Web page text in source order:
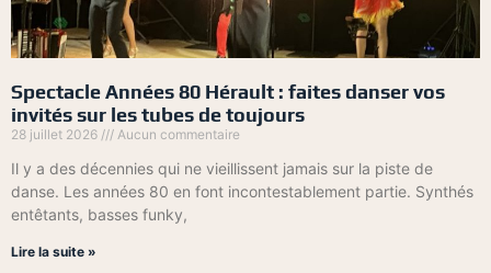
Spectacle Années 80 Hérault : faites danser vos
invités sur les tubes de toujours
28 juillet 2026 Aucun commentaire
Il y a des décennies qui ne vieillissent jamais sur la piste de
danse. Les années 80 en font incontestablement partie. Synthés
entêtants, basses funky,
Lire la suite »